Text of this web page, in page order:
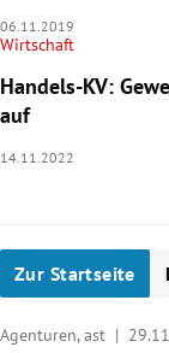
06.11.2019
Wirtschaft
Handels-KV:
auf
14.11.2022
Zur Startseite
Agenturen, ast |